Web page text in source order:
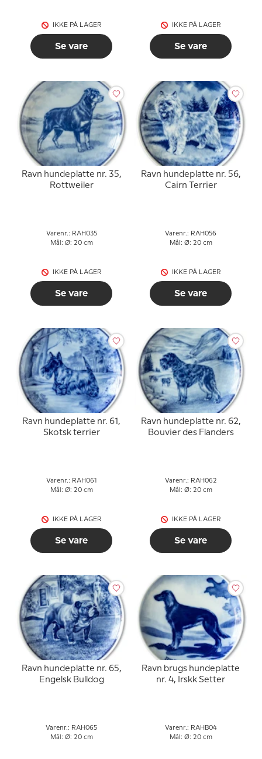
IKKE PÅ LAGER
Se vare
IKKE PÅ LAGER
Se vare
Ravn hundeplatte nr. 35,
Rottweiler
Varenr.: RAH035
Mål: Ø: 20 cm
IKKE PÅ LAGER
Se vare
Ravn hundeplatte nr. 56,
Cairn Terrier
Varenr.: RAH056
Mål: Ø: 20 cm
IKKE PÅ LAGER
Se vare
Ravn hundeplatte nr. 61,
Skotsk terrier
Varenr.: RAH061
Mål: Ø: 20 cm
IKKE PÅ LAGER
Se vare
Ravn hundeplatte nr. 62,
Bouvier des Flanders
Varenr.: RAH062
Mål: Ø: 20 cm
IKKE PÅ LAGER
Se vare
Ravn hundeplatte nr. 65,
Engelsk Bulldog
Varenr.: RAH065
Mål: Ø: 20 cm
Ravn brugs hundeplatte
nr. 4, Irskk Setter
Varenr.: RAHB04
Mål: Ø: 20 cm